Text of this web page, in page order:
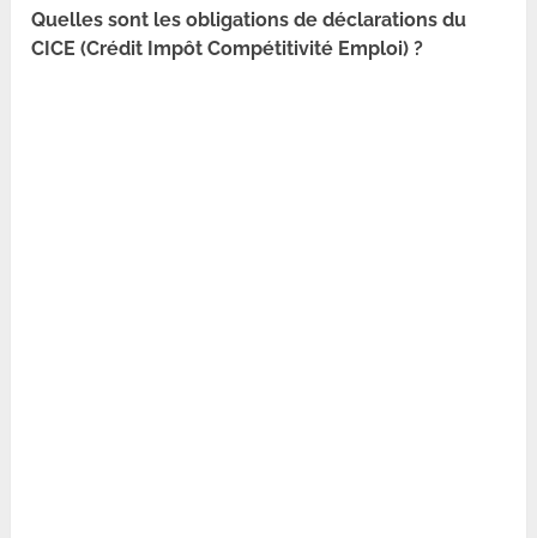
Quelles sont les obligations de déclarations du
CICE (Crédit Impôt Compétitivité Emploi) ?